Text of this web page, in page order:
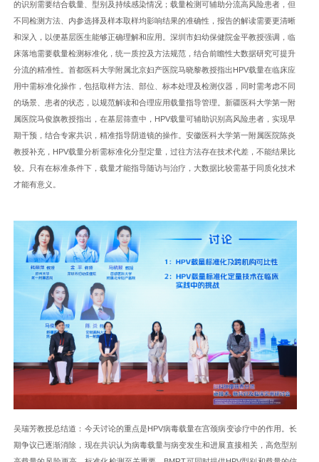
的识别需要结合载量、型别及持续感染情况；载量检测可辅助分流高风险患者，但
不同检测方法、内参选择及样本取样均影响结果的准确性，报告的解读需要更清晰
和深入，以便基层医生能够正确理解和应用。 深圳市妇幼保健院金平教授强调，临
床落地需要载量检测标准化，统一质控及方法规范，结合前瞻性大数据研究可提升
分流的精准性。 首都医科大学附属北京妇产医院马晓黎教授指出HPV载量在临床应
用中需标准化操作，包括取样方法、部位、标本处理及检测仪器，同时需考虑不同
的场景、患者的状态，以规范解读和合理应用载量指导管理。 新疆医科大学第一附
属医院马俊旗教授指出，在基层筛查中，HPV载量可辅助识别高风险患者，实现早
期干预，结合专家共识，精准指导阴道镜的操作。 安徽医科大学第一附属医院陈炎
教授补充，HPV载量分析需标准化分型定量，过往方法存在技术代差，不能结果比
较。只有在标准条件下，载量才能指导随访与治疗，大数据比较需基于同质化技术
才能有意义。
吴瑞芳教授总结道：今天讨论的重点是HPV病毒载量在宫颈病变诊疗中的作用。长
期争议已逐渐消除，现在共识认为病毒载量与病变发生和进展直接相关，高危型别